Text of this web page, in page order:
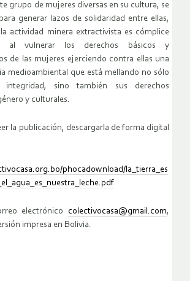
grupo de mujeres diversas en su cultura, se
generar lazos de solidaridad entre ellas,
actividad minera extractivista es cómplice
al vulnerar los derechos básicos y
de las mujeres ejerciendo contra ellas una
medioambiental que está mellando no sólo
sino también sus derechos
y culturales.
la publicación, descargarla de forma digital
phocadownload/la_tierra_es
electrónico colectivocasa@gmail.com,
impresa en Bolivia.